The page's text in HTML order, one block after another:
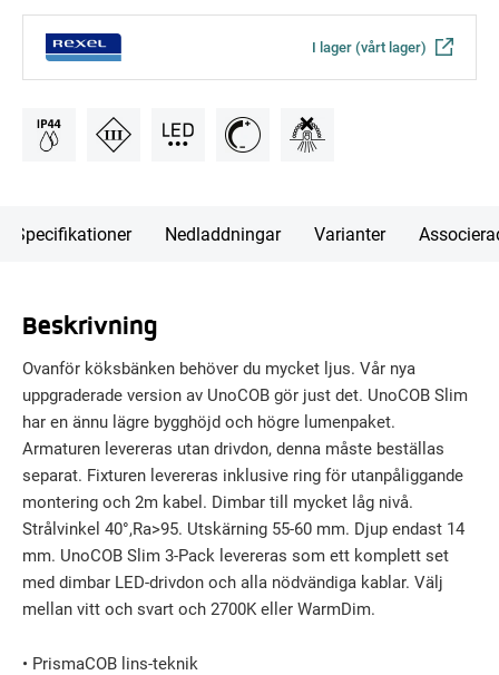
I lager (vårt lager)
Specifikationer Nedladdningar Varianter
Beskrivning
Ovanför köksbänken behöver du mycket ljus. Vår nya
uppgraderade version av UnoCOB gör just det. UnoCOB Slim
har en ännu lägre bygghöjd och högre lumenpaket.
Armaturen levereras utan drivdon, denna måste beställas
separat. Fixturen levereras inklusive ring för utanpåliggande
montering och 2m kabel. Dimbar till mycket låg nivå.
Strålvinkel 40°,Ra>95. Utskärning 55-60 mm. Djup endast 14
mm. UnoCOB Slim 3-Pack levereras som ett komplett set
med dimbar LED-drivdon och alla nödvändiga kablar. Välj
mellan vitt och svart och 2700K eller WarmDim.
• PrismaCOB lins-teknik